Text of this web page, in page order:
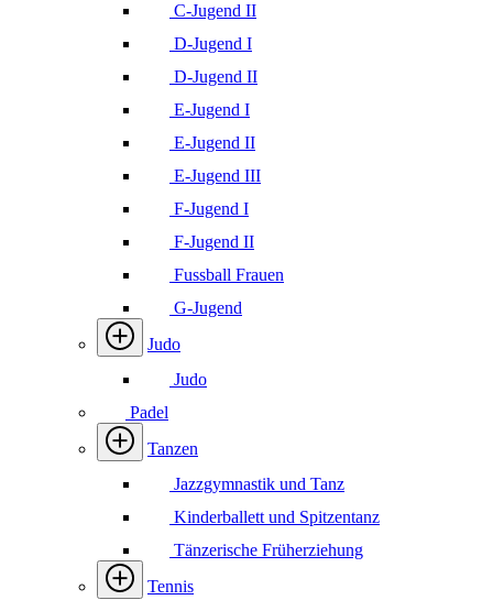
C-Jugend II
D-Jugend I
D-Jugend II
E-Jugend I
E-Jugend II
E-Jugend III
F-Jugend I
F-Jugend II
Fussball Frauen
G-Jugend
Judo
Judo
Padel
Tanzen
Jazzgymnastik und Tanz
Kinderballett und Spitzentanz
Tänzerische Früherziehung
Tennis